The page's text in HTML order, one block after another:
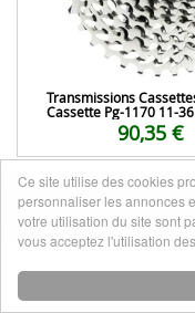
Transmissions
Cassette Pg-1170 11-
90,35 €
Ce site utilise des cookies
personnaliser les annonces
votre utilisation du site sont
vous acceptez l'utilisation